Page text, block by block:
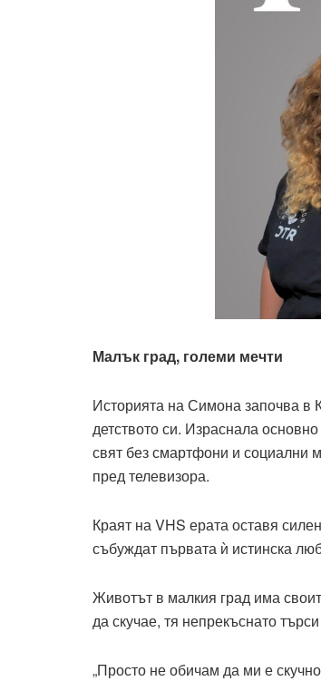
Малък град, големи мечти
Историята на Симона започва в
детството си. Израснала
свят без смартфони и социални
пред телевизора.
Краят на VHS ерата оставя
събуждат първата ѝ истинска
Животът в малкия град има
да скучае, тя непрекъснато
„Просто не обичам да ми е